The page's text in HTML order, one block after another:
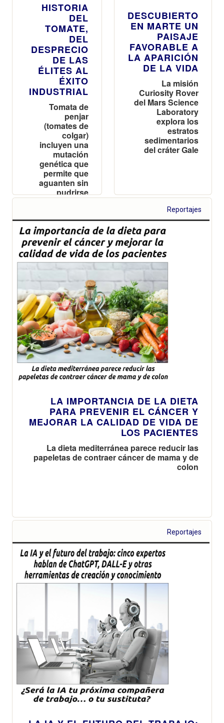
HISTORIA
DEL
TOMATE,
DEL
DESPRECIO
DE LAS
ÉLITES AL
ÉXITO
INDUSTRIAL
Tomata de
penjar
(tomates de
colgar)
incluyen una
mutación
genética que
permite que
aguanten sin
pudrirse
durante meses
DESCUBIERTO
EN MARTE UN
PAISAJE
FAVORABLE A
LA APARICIÓN
DE LA VIDA
La misión
Curiosity Rover
del Mars Science
Laboratory
explora los
estratos
sedimentarios
del cráter Gale
Reportajes
LA IMPORTANCIA DE LA DIETA
PARA PREVENIR EL CÁNCER Y
MEJORAR LA CALIDAD DE VIDA DE
LOS PACIENTES
La dieta mediterránea parece reducir las
papeletas de contraer cáncer de mama y de
colon
Reportajes